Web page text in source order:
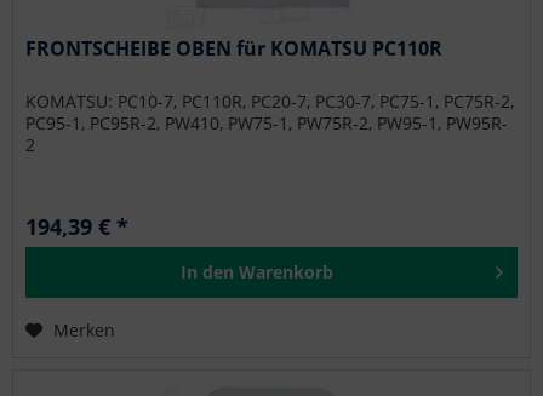
FRONTSCHEIBE OBEN für KOMATSU PC110R
KOMATSU: PC10-7, PC110R, PC20-7, PC30-7, PC75-1, PC75R-2,
PC95-1, PC95R-2, PW410, PW75-1, PW75R-2, PW95-1, PW95R-
2
194,39 € *
In den Warenkorb
Merken